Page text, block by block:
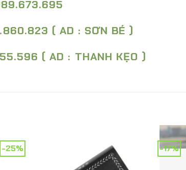
( AD : SƠN BÉ )
( AD : THANH KẸO )
-25% -17%